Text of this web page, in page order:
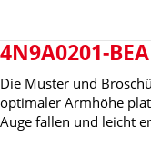
4N9A0201-
Die Muster und
optimaler Armhöhe
Auge fallen und leicht